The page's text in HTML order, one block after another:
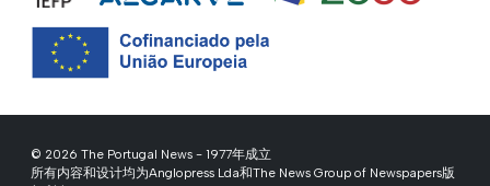
© 2026 The Portugal News - 1977年成立
所有内容和设计均为Anglopress Lda和The News Group of Newspapers版